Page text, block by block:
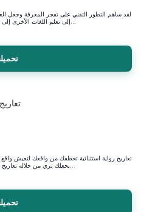
لقد ساهم التطور التقني على تفجر المعرفة وجعل
تعاريج رواية استثنائية تخطفك من واقعك لتعيش